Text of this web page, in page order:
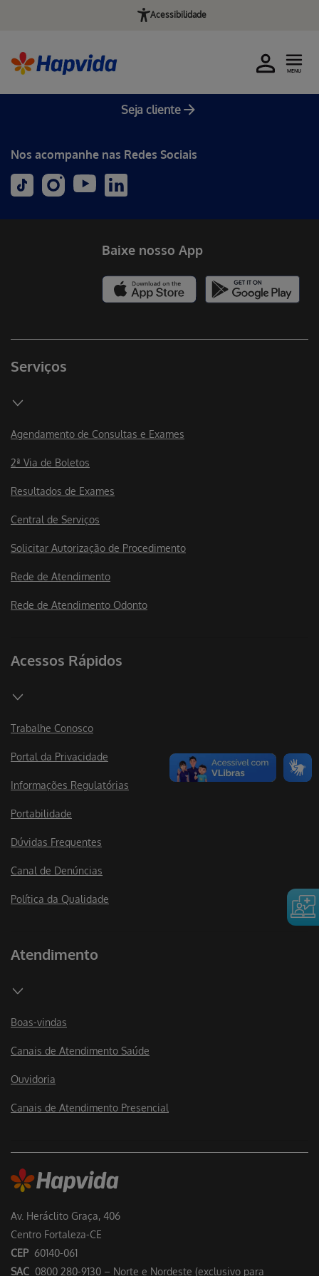
Acessibilidade
Seja cliente
MENU
Nos acompanhe nas Redes Sociais
Av. Heráclito Graça, 406
Centro Fortaleza-CE
CEP 60140-061
SAC 0800 280-9130 – Norte e Nordeste (exclusivo para
Serviços
Agendamento de Consultas e Exames
2ª Via de Boletos
Resultados de Exames
Central de Serviços
Solicitar Autorização de Procedimento
Rede de Atendimento
Rede de Atendimento Odonto
Acessos Rápidos
Trabalhe Conosco
Portal da Privacidade
Informações Regulatórias
Portabilidade
Dúvidas Frequentes
Canal de Denúncias
Política da Qualidade
Atendimento
Boas-vindas
Canais de Atendimento Saúde
Ouvidoria
Canais de Atendimento Presencial
Baixe nosso App